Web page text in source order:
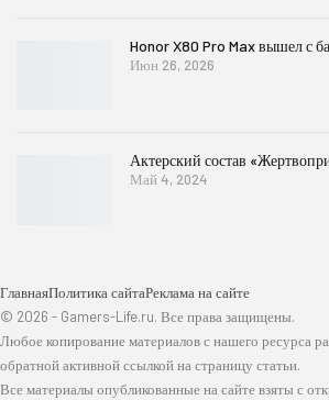
Honor X80 Pro Max вышел с
Июн 26, 2026
Актерский состав
Май 4, 2024
ГлавнаяПолитика сайтаРеклама на сайте
© 2026 - Gamers-Life.ru. Все права защищены.
Любое копирование материалов с нашего ресурса
обратной активной ссылкой на страницу статьи.
Все материалы опубликованные на сайте взяты с